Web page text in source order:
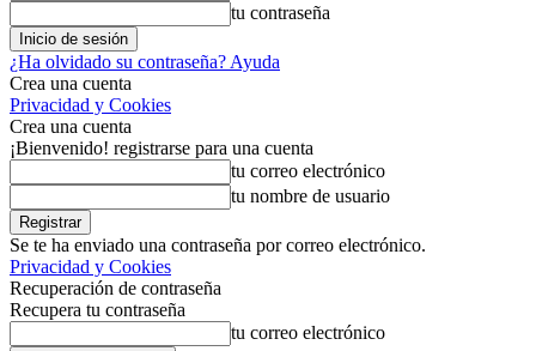
tu contraseña
¿Ha olvidado su contraseña? Ayuda
Crea una cuenta
Privacidad y Cookies
Crea una cuenta
¡Bienvenido! registrarse para una cuenta
tu correo electrónico
tu nombre de usuario
Se te ha enviado una contraseña por correo electrónico.
Privacidad y Cookies
Recuperación de contraseña
Recupera tu contraseña
tu correo electrónico